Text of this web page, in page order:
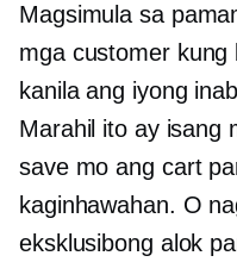
Magsimula sa
mga customer kung
kanila ang iyong
Marahil ito ay isang
save mo ang cart
kaginhawahan. O
eksklusibong alok